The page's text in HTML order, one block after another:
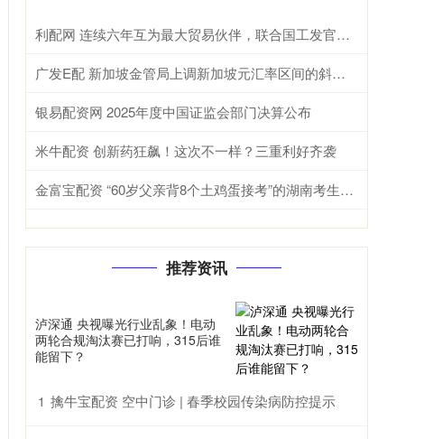
利配网 连续六年互为最大贸易伙伴，联合国工发官员点破中国东盟合作密码 据新华
广发E配 新加坡金管局上调新加坡元汇率区间的斜率，维持宽度和中点不变
银易配资网 2025年度中国证监会部门决算公布
米牛配资 创新药狂飙！这次不一样？三重利好齐袭
金富宝配资 “60岁父亲背8个土鸡蛋接考”的湖南考生贺永辉高考成绩揭晓，班主任：很满意，对他来说已经非常棒了
推荐资讯
泸深通 央视曝光行业乱象！电动
两轮合规淘汰赛已打响，315后谁
能留下？
1 擒牛宝配资 空中门诊 | 春季校园传染病防控提示